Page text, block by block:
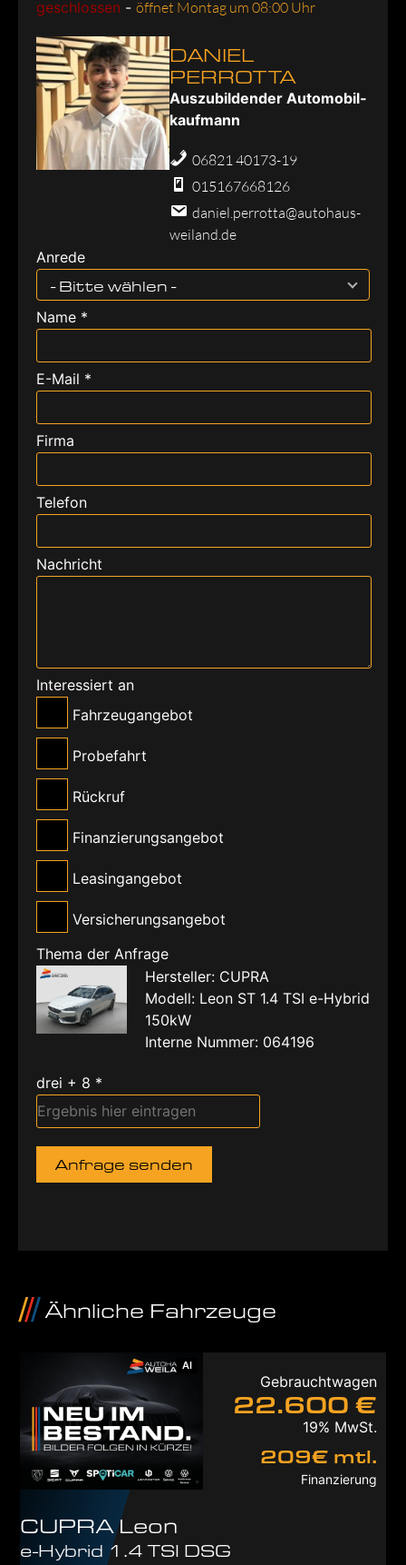
geschlossen - öffnet Montag um 08:00 Uhr
DANIEL
PERROTTA
Aus­zu­bil­den­der Au­to­mo­bil­
kauf­mann
06821 40173-19
015167668126
daniel.perrotta@autohaus-
weiland.de
Anrede
- Bitte wählen -
Name *
E-Mail *
Firma
Telefon
Nachricht
Interessiert an
Fahrzeugangebot
Probefahrt
Rückruf
Finanzierungsangebot
Leasingangebot
Versicherungsangebot
Thema der Anfrage
Hersteller: CUPRA
Modell: Leon ST 1.4 TSI e-Hybrid
150kW
Interne Nummer: 064196
drei + 8 *
Anfrage senden
Ähnliche Fahrzeuge
AI
Gebrauchtwagen
22.600 €
19% MwSt.
209€ mtl.
Finanzierung
CUPRA Leon
e-Hybrid 1.4 TSI DSG